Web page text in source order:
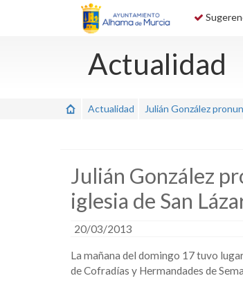
Actualidad
Actualidad Julián González
Julián González
iglesia de San
20/03/2013
La mañana del domingo 17 tuvo
de Cofradías y Hermandades de